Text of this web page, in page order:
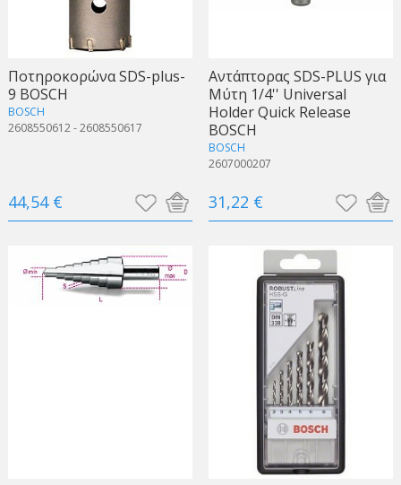
Ποτηροκορώνα SDS-plus-
9 BOSCH
BOSCH
2608550612 - 2608550617
44,54 €
Αντάπτορας SDS-PLUS για
Μύτη 1/4'' Universal
Holder Quick Release
BOSCH
BOSCH
2607000207
31,22 €